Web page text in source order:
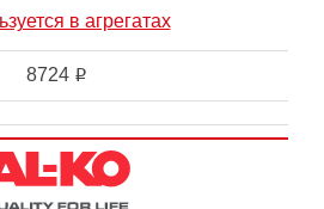
в агрегатах
8724 i